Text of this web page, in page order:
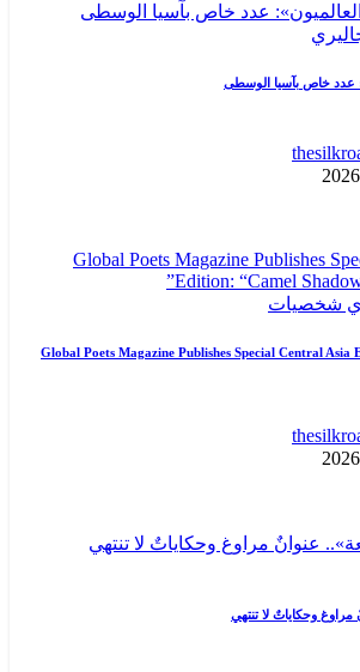
عدد خاص بآسيا الوسطى
شخصيات
Global Poets Magazine Publishes Special Central Asia
وحكاياتٌ لا تنتهي